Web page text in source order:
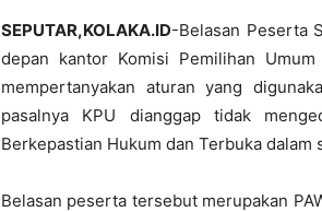
SEPUTAR,KOLAKA.ID-Belasan Peserta
depan kantor Komisi Pemilihan
mempertanyakan aturan yang
pasalnya KPU dianggap tidak
Berkepastian Hukum dan Terbuka dalam
Belasan peserta tersebut merupakan